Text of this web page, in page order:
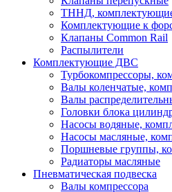
ТННД,
Комплектующие к
Клапаны Common Rail
Распылители
Комплектующие ДВС
Турбокомпрессоры,
Валы коленчатые,
Валы
Головки блока
Насосы водяные,
Насосы масляные,
Поршневые группы,
Радиаторы масляные
Пневматическая подвеска
Валы компрессора